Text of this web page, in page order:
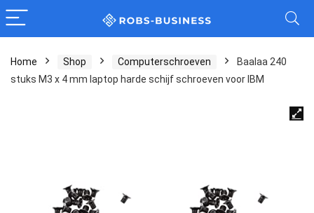
Home Shop Computerschroeven
Baalaa 240
stuks M3 x 4 mm laptop harde schijf schroeven voor IBM